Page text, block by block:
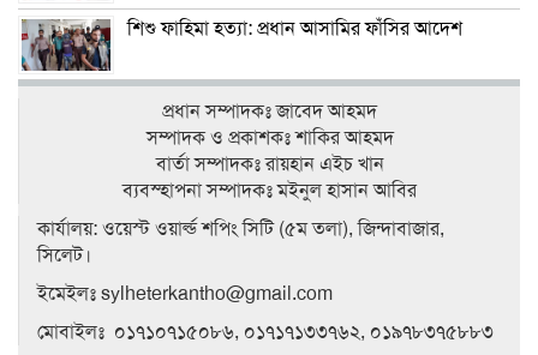
শিশু ফাহিমা হত্যা: প্রধান আসামির ফাঁসির আদেশ
প্রধান সম্পাদকঃ জাবেদ আহমদ
সম্পাদক ও প্রকাশকঃ শাকির আহমদ
বার্তা সম্পাদকঃ রায়হান এইচ খান
ব‍্যবস্হাপনা সম্পাদকঃ মইনুল হাসান আবির
কার্যালয়: ওয়েস্ট ওয়ার্ল্ড শপিং সিটি (৫ম তলা), জিন্দাবাজার,
সিলেট।
ইমেইলঃ sylheterkantho@gmail.com
মোবাইলঃ ০১৭১০৭১৫০৮৬, ০১৭১৭১৩৩৭৬২, ০১৯৭৮৩৭৫৮৮৩